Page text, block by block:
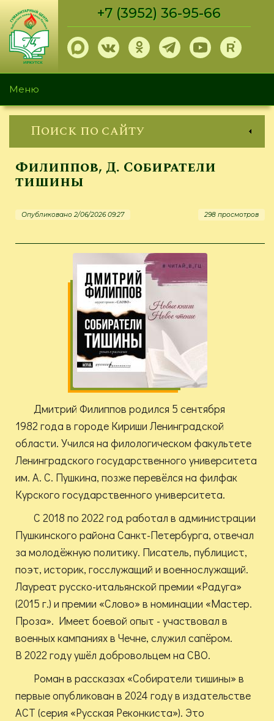
Перейти
основному
содержанию
+7 (3952) 36-95-66
Меню
Поиск по сайту
Филиппов, Д. Собиратели
тишины
Опубликовано 2/06/2026 09:27 298 просмотров
Дмитрий Филиппов родился 5 сентября
1982 года в городе Кириши Ленинградской
области. Учился на филологическом факультете
Ленинградского государственного университета
им. А. С. Пушкина, позже перевёлся на филфак
Курского государственного университета.
С 2018 по 2022 год работал в администрации
Пушкинского района Санкт-Петербурга, отвечал
за молодёжную политику. Писатель, публицист,
поэт, историк, госслужащий и военнослужащий.
Лауреат русско-итальянской премии «Радуга»
(2015 г.) и премии «Слово» в номинации «Мастер.
Проза». Имеет боевой опыт - участвовал в
военных кампаниях в Чечне, служил сапёром.
В 2022 году ушёл добровольцем на СВО.
Роман в рассказах «Собиратели тишины» в
первые опубликован в 2024 году в издательстве
АСТ (серия «Русская Реконкиста»). Это